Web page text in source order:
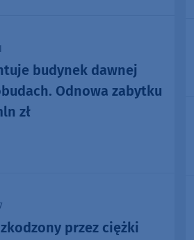
budynek dawnej
Odnowa zabytku
zł
przez ciężki